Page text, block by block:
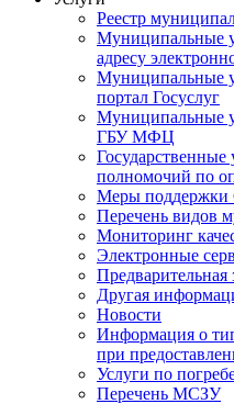
Реестр
Муниципальные
адресу
Муниципальные
портал Госуслуг
Муниципальные
ГБУ МФЦ
полномочий по
Меры
Перечень видов
Мониторинг
Электронные
Предварительная
Другая
Новости
Информация о
при
Услуги по
Перечень МСЗУ